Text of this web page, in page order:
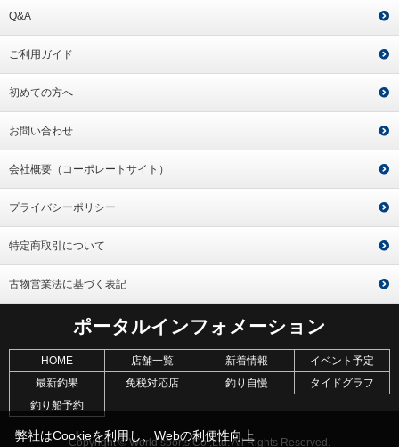
Q&A
ご利用ガイド
初めての方へ
お問い合わせ
会社概要（コーポレートサイト）
プライバシーポリシー
特定商取引について
古物営業法に基づく表記
ポータルインフォメーション
HOME 店舗一覧 新着情報
イベント予定
最新釣果
免税対応店 釣り自慢
タイドグラフ
釣り船予約
Copyright © World sports Co.,Ltd. All Rights Reserved.
弊社はCookieを利用し、Webの利便性向上